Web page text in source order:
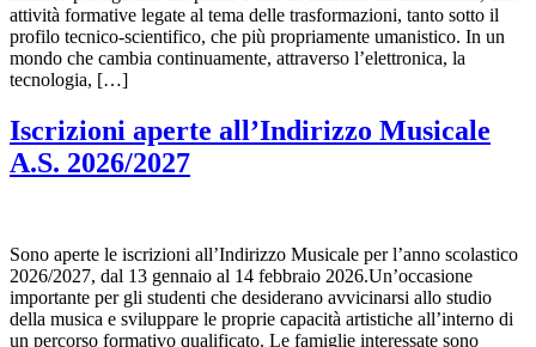
attività formative legate al tema delle trasformazioni, tanto sotto il
profilo tecnico-scientifico, che più propriamente umanistico. In un
mondo che cambia continuamente, attraverso l’elettronica, la
tecnologia, […]
Iscrizioni aperte all’Indirizzo Musicale
A.S. 2026/2027
Sono aperte le iscrizioni all’Indirizzo Musicale per l’anno scolastico
2026/2027, dal 13 gennaio al 14 febbraio 2026.Un’occasione
importante per gli studenti che desiderano avvicinarsi allo studio
della musica e sviluppare le proprie capacità artistiche all’interno di
un percorso formativo qualificato. Le famiglie interessate sono